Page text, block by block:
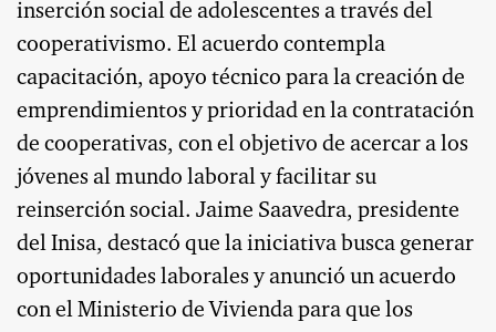
inserción social de adolescentes a través del
cooperativismo. El acuerdo contempla
capacitación, apoyo técnico para la creación de
emprendimientos y prioridad en la contratación
de cooperativas, con el objetivo de acercar a los
jóvenes al mundo laboral y facilitar su
reinserción social. Jaime Saavedra, presidente
del Inisa, destacó que la iniciativa busca generar
oportunidades laborales y anunció un acuerdo
con el Ministerio de Vivienda para que los